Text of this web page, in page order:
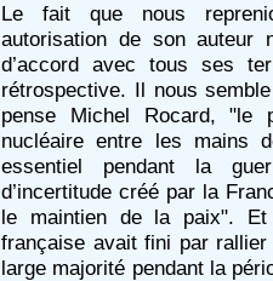
Le fait que nous
autorisation de son auteur
d’accord avec tous ses
rétrospective. Il nous
pense Michel Rocard, "le
nucléaire entre les mains
essentiel pendant la
d’incertitude créé par la
le maintien de la paix".
française avait fini par rallier
large majorité pendant la